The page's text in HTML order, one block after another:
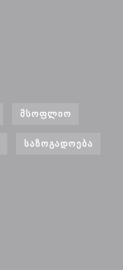
ᲛᲡᲝᲤᲚᲘᲝ
ᲡᲐᲖᲝᲒᲐᲓᲝᲔᲑᲐ